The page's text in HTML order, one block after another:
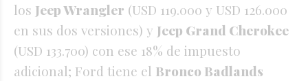
los Jeep Wrangler (USD 119.000 y USD 126.000
en sus dos versiones) y Jeep Grand Cherokee
(USD 133.700) con ese 18% de impuesto
adicional; Ford tiene el Bronco Badlands